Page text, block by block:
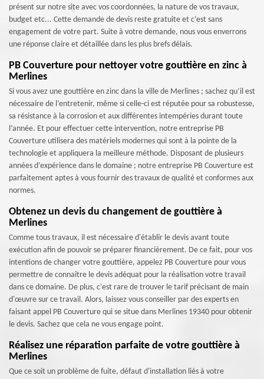
présent sur notre site avec vos coordonnées, la nature de vos travaux,
budget etc... Cette demande de devis reste gratuite et c’est sans
engagement de votre part. Suite à votre demande, nous vous enverrons
une réponse claire et détaillée dans les plus brefs délais.
PB Couverture pour nettoyer votre gouttière en zinc à
Merlines
Si vous avez une gouttière en zinc dans la ville de Merlines ; sachez qu’il est
nécessaire de l’entretenir, même si celle-ci est réputée pour sa robustesse,
sa résistance à la corrosion et aux différentes intempéries durant toute
l’année. Et pour effectuer cette intervention, notre entreprise PB
Couverture utilisera des matériels modernes qui sont à la pointe de la
technologie et appliquera la meilleure méthode. Disposant de plusieurs
années d’expérience dans le domaine ; notre entreprise PB Couverture est
parfaitement aptes à vous fournir des travaux de qualité et conformes aux
normes.
Obtenez un devis du changement de gouttière à
Merlines
Comme tous travaux, il est nécessaire d'établir le devis avant toute
exécution afin de pouvoir se préparer financièrement. De ce fait, pour vos
intentions de changer votre gouttière, appelez PB Couverture pour vous
permettre de connaître le devis adéquat pour la réalisation votre travail
dans ce domaine. De plus, c'est rare de trouver le tarif précisant de main
d'œuvre sur ce travail. Alors, laissez vous conseiller par des experts en
faisant appel PB Couverture qui se situe dans Merlines 19340 pour obtenir
le devis. Sachez que cela ne vous engage point.
Réalisez une réparation parfaite de votre gouttière à
Merlines
Que ce soit un problème de fuite, défaut d'installation liés à votre